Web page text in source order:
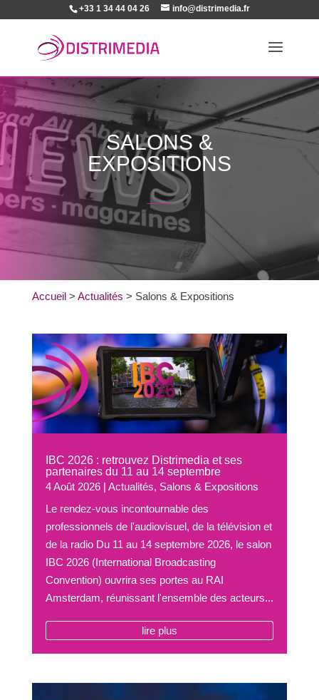
+33 1 34 44 04 26 info@distrimedia.fr
SALONS &
EXPOSITIONS
Accueil> Actualités > Salons & Expositions
IBC 2026 : retrouvez Distrimedia et ses
partenaires du 11 au 14 septembre
4 Août 2026| Actualités, Salons & Expositions
Le rendez-vous incontournable des
professionnels de l'audiovisuel, de la télévision et
de la radio Du 11 au 14 septembre 2026, le salon
IBC 2026 (International Broadcasting
Convention) ouvrira ses portes au RAI
Amsterdam, réunissant l'ensemble des acteurs...
lire plus